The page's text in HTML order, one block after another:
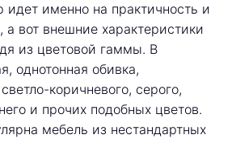
именно на практичность и
а вот внешние характеристики
из цветовой гаммы. В
однотонная обивка,
коричневого, серого,
и прочих подобных цветов.
мебель из нестандартных